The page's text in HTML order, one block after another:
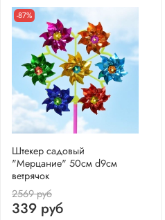
-87%
Штекер садовый
"Мерцание" 50см d9см
ветрячок
2569 руб
339 руб